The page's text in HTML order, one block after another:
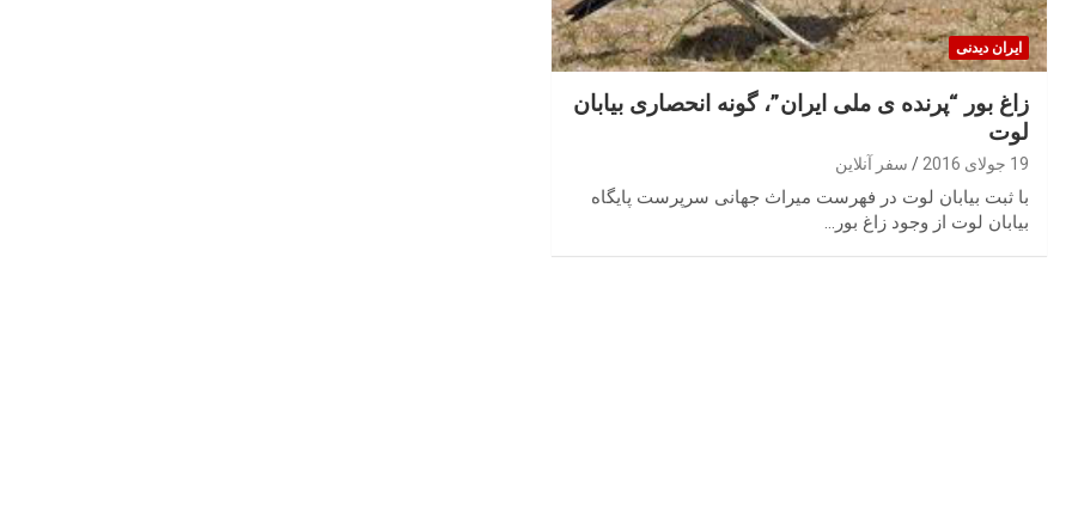
ایران‌ دیدنی
زاغ بور “پرنده ی ملی ایران”، گونه انحصاری بیابان
لوت
19 جولای 2016 سفر آنلاین
با ثبت بیابان لوت در فهرست میراث جهانی سرپرست پایگاه
بیابان لوت از وجود زاغ بور…